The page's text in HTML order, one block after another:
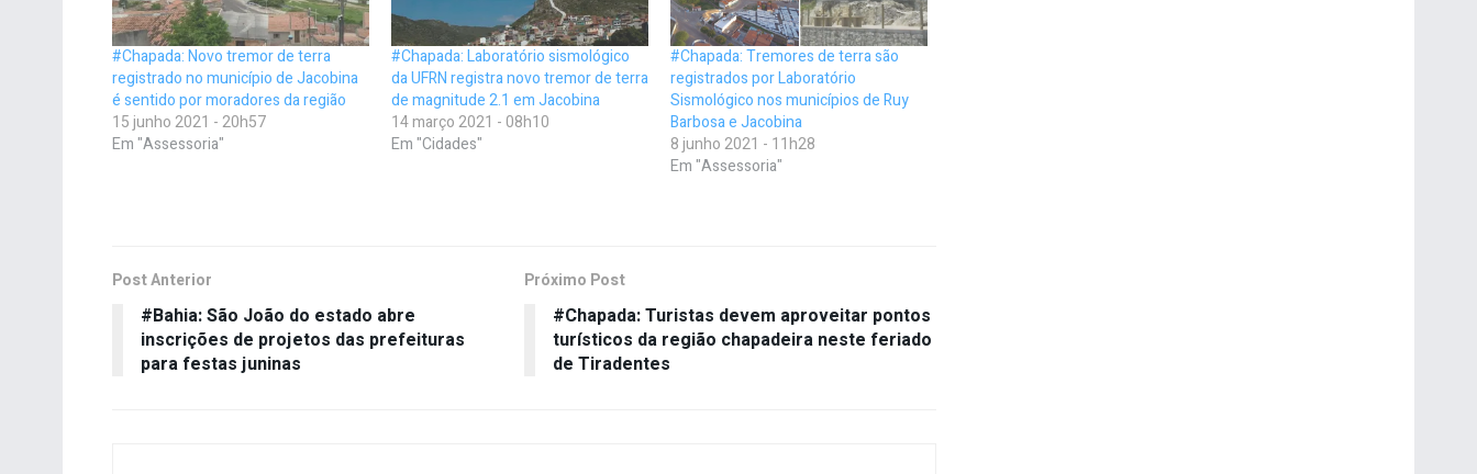
#Chapada: Novo tremor de terra
registrado no município de Jacobina
é sentido por moradores da região
15 junho 2021 - 20h57
Em "Assessoria"
#Chapada: Laboratório sismológico
da UFRN registra novo tremor de terra
de magnitude 2.1 em Jacobina
14 março 2021 - 08h10
Em "Cidades"
#Chapada: Tremores de terra são
registrados por Laboratório
Sismológico nos municípios de Ruy
Barbosa e Jacobina
8 junho 2021 - 11h28
Em "Assessoria"
Post Anterior
#Bahia: São João do estado abre
inscrições de projetos das prefeituras
para festas juninas
Próximo Post
#Chapada: Turistas devem aproveitar pontos
turísticos da região chapadeira neste feriado
de Tiradentes